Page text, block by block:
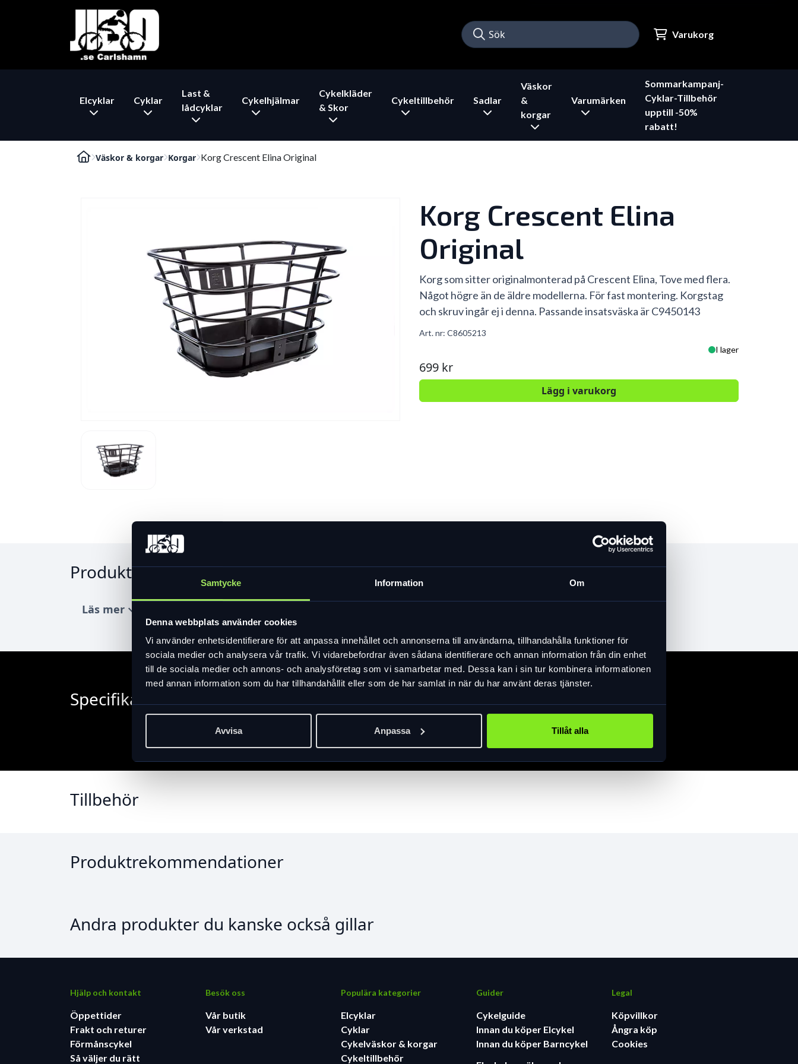
Samtycke Information Om
Denna webbplats använder cookies
Vi använder enhetsidentifierare för att anpassa innehållet och annonserna till användarna, tillhandahålla funktioner för
sociala medier och analysera vår trafik. Vi vidarebefordrar även sådana identifierare och annan information från din enhet
till de sociala medier och annons- och analysföretag som vi samarbetar med. Dessa kan i sin tur kombinera informationen
med annan information som du har tillhandahållit eller som de har samlat in när du har använt deras tjänster.
Avvisa Anpassa Tillåt alla
Varukorg
Elcyklar Cyklar
Last &
lådcyklar
Cykelhjälmar
Cykelkläder
& Skor
Cykeltillbehör Sadlar
Väskor
&
korgar
Varumärken
Sommarkampanj-
Cyklar-Tillbehör
upptill -50%
rabatt!
Väskor & korgar Korgar Korg Crescent Elina Original
Korg Crescent Elina
Original
Korg som sitter originalmonterad på Crescent Elina, Tove med flera.
Något högre än de äldre modellerna. För fast montering. Korgstag
och skruv ingår ej i denna. Passande insatsväska är C9450143
Art. nr: C8605213
I lager
699 kr
Lägg i varukorg
Produktinformation
Läs mer expand_more
Specifikation
Tillbehör
Produktrekommendationer
Andra produkter du kanske också gillar
Hjälp och kontakt
Öppettider
Frakt och returer
Förmånscykel
Så väljer du rätt
Besök oss
Vår butik
Vår verkstad
Populära kategorier
Elcyklar
Cyklar
Cykelväskor & korgar
Cykeltillbehör
Guider
Cykelguide
Innan du köper Elcykel
Innan du köper Barncykel
Legal
Köpvillkor
Ångra köp
Cookies